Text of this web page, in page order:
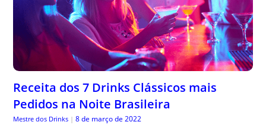
Receita dos 7 Drinks Clássicos mais
Pedidos na Noite Brasileira
Mestre dos Drinks | 8 de março de 2022